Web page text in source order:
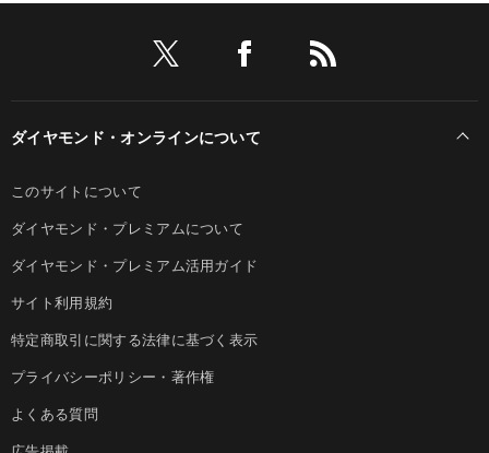
ダイヤモンド・オンラインについて
このサイトについて
ダイヤモンド・プレミアムについて
ダイヤモンド・プレミアム活用ガイド
サイト利用規約
特定商取引に関する法律に基づく表示
プライバシーポリシー・著作権
よくある質問